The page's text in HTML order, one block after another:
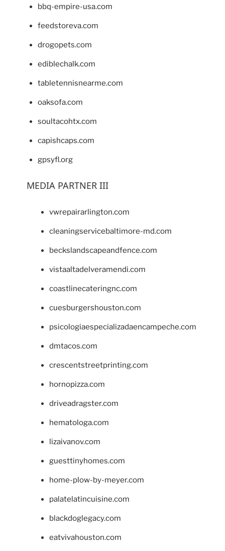
bbq-empire-usa.com
feedstoreva.com
drogopets.com
ediblechalk.com
tabletennisnearme.com
oaksofa.com
soultacohtx.com
capishcaps.com
gpsyfl.org
MEDIA PARTNER III
vwrepairarlington.com
cleaningservicebaltimore-md.com
beckslandscapeandfence.com
vistaaltadelveramendi.com
coastlinecateringnc.com
cuesburgershouston.com
psicologiaespecializadaencampeche.com
dmtacos.com
crescentstreetprinting.com
hornopizza.com
driveadragster.com
hematologa.com
lizaivanov.com
guesttinyhomes.com
home-plow-by-meyer.com
palatelatincuisine.com
blackdoglegacy.com
eatvivahouston.com